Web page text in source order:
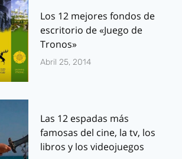
Los 12 mejores fondos de
escritorio de «Juego de
Tronos»
Abril 25, 2014
Las 12 espadas más
famosas del cine, la tv, los
libros y los videojuegos